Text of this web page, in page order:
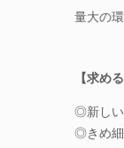
量大の
【求め
◎新しい
◎きめ細